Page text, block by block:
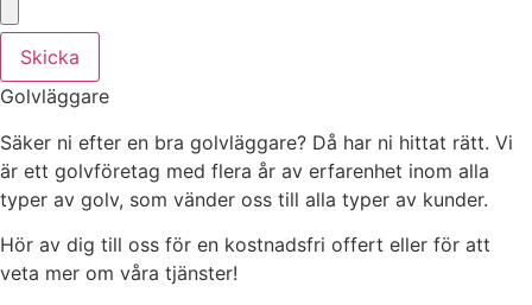
Skicka
Golvläggare
Säker ni efter en bra golvläggare? Då har ni hittat rätt. Vi
är ett golvföretag med flera år av erfarenhet inom alla
typer av golv, som vänder oss till alla typer av kunder.
Hör av dig till oss för en kostnadsfri offert eller för att
veta mer om våra tjänster!